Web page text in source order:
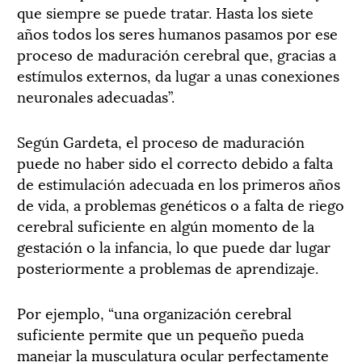
que siempre se puede tratar. Hasta los siete
años todos los seres humanos pasamos por ese
proceso de maduración cerebral que, gracias a
estímulos externos, da lugar a unas conexiones
neuronales adecuadas”.
Según Gardeta, el proceso de maduración
puede no haber sido el correcto debido a falta
de estimulación adecuada en los primeros años
de vida, a problemas genéticos o a falta de riego
cerebral suficiente en algún momento de la
gestación o la infancia, lo que puede dar lugar
posteriormente a problemas de aprendizaje.
Por ejemplo, “una organización cerebral
suficiente permite que un pequeño pueda
manejar la musculatura ocular perfectamente